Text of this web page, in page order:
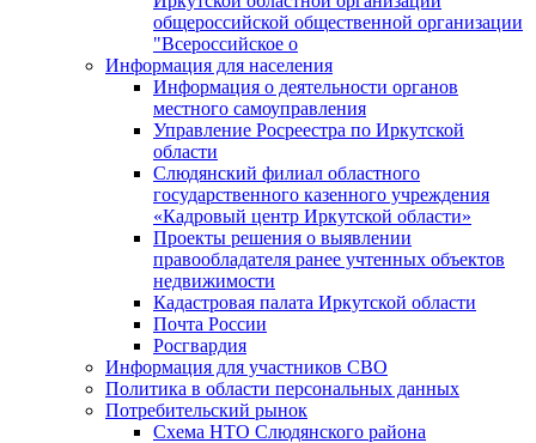
общероссийской общественной организации
"Всероссийское о
Информация для населения
Информация о деятельности органов
местного самоуправления
Управление Росреестра по Иркутской
области
Слюдянский филиал областного
государственного казенного учреждения
«Кадровый центр Иркутской области»
Проекты решения о выявлении
правообладателя ранее учтенных объектов
недвижимости
Кадастровая палата Иркутской области
Почта России
Росгвардия
Информация для участников СВО
Политика в области персональных данных
Потребительский рынок
Схема НТО Слюдянского района